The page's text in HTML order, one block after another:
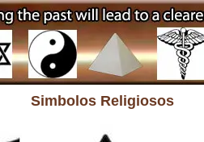
Simbolos Religiosos